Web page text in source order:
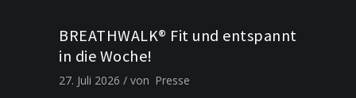
BREATHWALK® Fit und entspannt
in die Woche!
27. Juli 2026 von Presse